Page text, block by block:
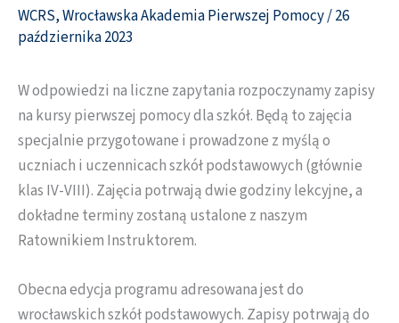
WCRS,Wrocławska Akademia Pierwszej Pomocy/26
października 2023
W odpowiedzi na liczne zapytania rozpoczynamy zapisy
na kursy pierwszej pomocy dla szkół. Będą to zajęcia
specjalnie przygotowane i prowadzone z myślą o
uczniach i uczennicach szkół podstawowych (głównie
klas IV-VIII). Zajęcia potrwają dwie godziny lekcyjne, a
dokładne terminy zostaną ustalone z naszym
Ratownikiem Instruktorem.
Obecna edycja programu adresowana jest do
wrocławskich szkół podstawowych. Zapisy potrwają do